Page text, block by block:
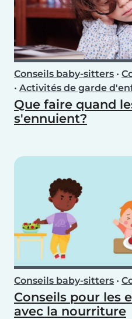
Conseils baby-sitters •
• Activités de garde
Que faire quand
s'ennuient?
Conseils baby-sitters •
Conseils pour les
avec la nourriture